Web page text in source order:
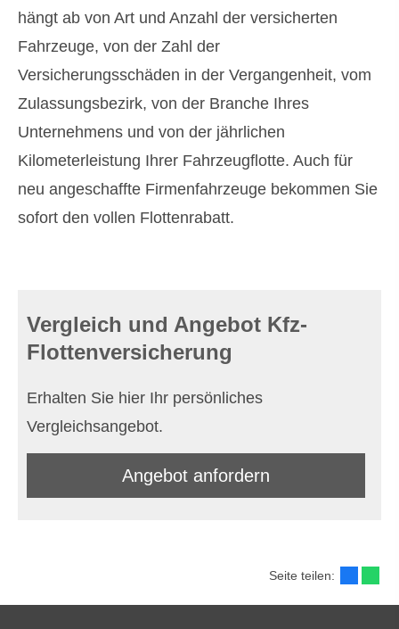
hängt ab von Art und Anzahl der versicherten
Fahrzeuge, von der Zahl der
Versicherungsschäden in der Vergangenheit, vom
Zulassungsbezirk, von der Branche Ihres
Unternehmens und von der jährlichen
Kilometerleistung Ihrer Fahrzeugflotte. Auch für
neu angeschaffte Firmenfahrzeuge bekommen Sie
sofort den vollen Flottenrabatt.
Vergleich und Angebot Kfz-
Flottenversicherung
Erhalten Sie hier Ihr persönliches
Vergleichsangebot.
An­ge­bot an­for­dern
Seite teilen: